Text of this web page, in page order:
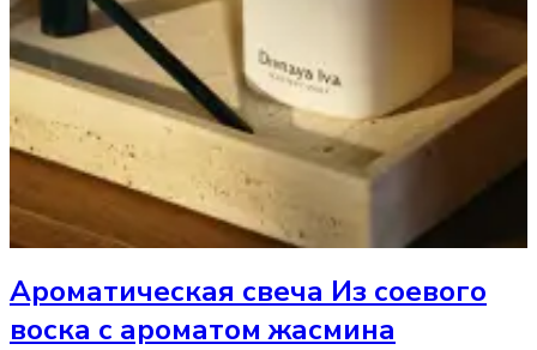
Ароматическая свеча Из соевого
воска с ароматом жасмина